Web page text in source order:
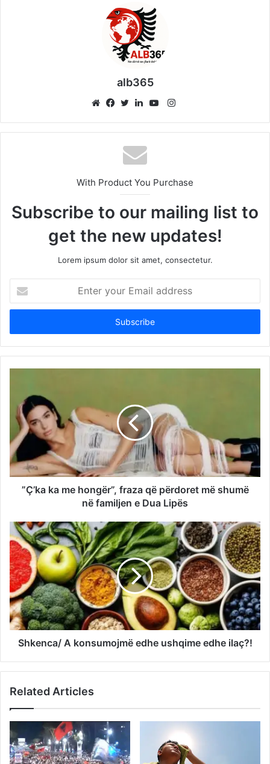
alb365
Instagram
With Product You Purchase
Subscribe to our mailing list to
get the new updates!
Lorem ipsum dolor sit amet, consectetur.
your
Email
”Ç’ka ka me hongër”, fraza që përdoret më shumë
në familjen e Dua Lipës
Shkenca/ A konsumojmë edhe ushqime edhe ilaç?!
Related Articles